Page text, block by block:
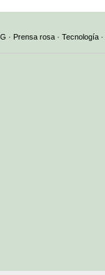
· Prensa rosa · Tecnología ·